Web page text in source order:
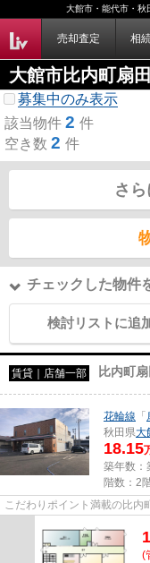
大館市・能代市・秋
売却査定 相
大館市比内町扇
募集中のみ表示
該当物件 2 件
空き数 2 件
さ
チェックした物件
検討リストに追
賃貸｜店舗一部 比内町
花輪線 「
秋田県大
18.15
築年数：
階数：2
こだわりポイント満載の比内
(